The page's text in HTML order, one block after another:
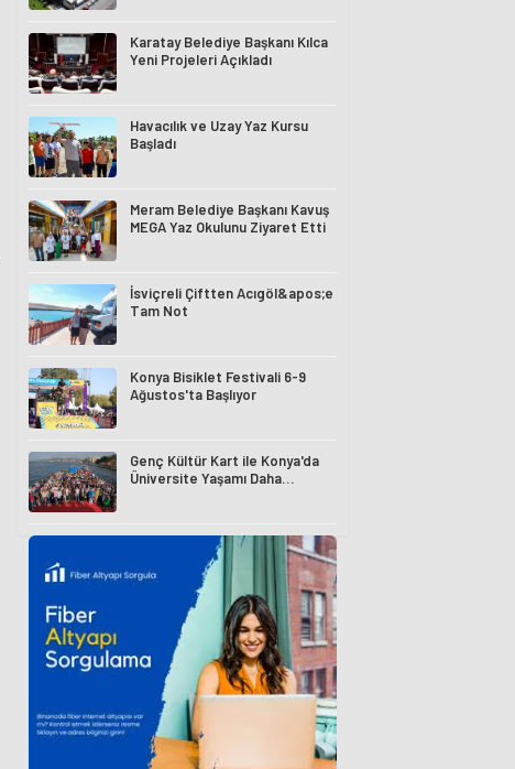
Karatay Belediye Başkanı Kılca
Yeni Projeleri Açıkladı
Havacılık ve Uzay Yaz Kursu
Başladı
Meram Belediye Başkanı Kavuş
MEGA Yaz Okulunu Ziyaret Etti
İsviçreli Çiftten Acıgöl&apos;e
Tam Not
Konya Bisiklet Festivali 6-9
Ağustos'ta Başlıyor
Genç Kültür Kart ile Konya'da
Üniversite Yaşamı Daha